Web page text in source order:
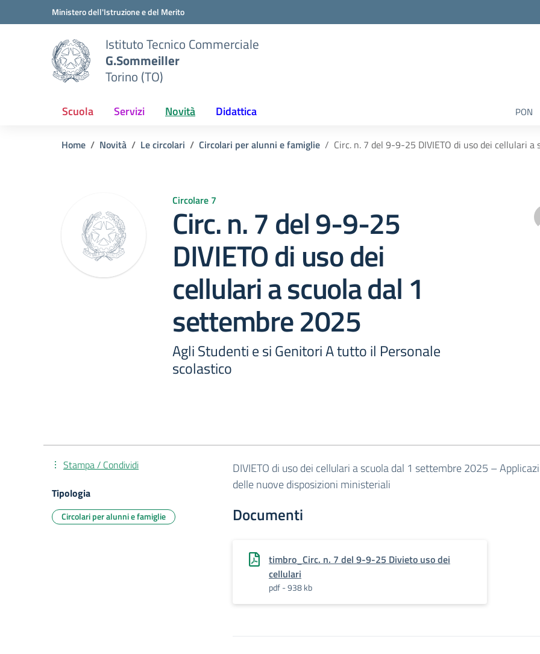
Vai ai contenuti
Vai al menu di navigazioneMinistero dell'Istruzione e del Merito
Istituto Tecnico Commerciale
G.Sommeiller
Torino (TO)
Scuola Servizi Novità Didattica PON
Home Novità Le circolari Circolari per alunni e famiglie Circ. n. 7 del 9-9-25 DIVIETO di uso dei cellulari
Circolare 7
Circ. n. 7 del 9-9-25
DIVIETO di uso dei
cellulari a scuola dal 1
settembre 2025
Agli Studenti e si Genitori A tutto il Personale
scolastico
DIVIETO di uso dei cellulari a scuola dal 1 settembre 2025 –
delle nuove disposizioni ministeriali
Documenti
timbro_Circ. n. 7 del 9-9-25 Divieto uso dei
cellulari
pdf - 938 kb
Stampa / Condividi
Tipologia
Circolari per alunni e famiglie